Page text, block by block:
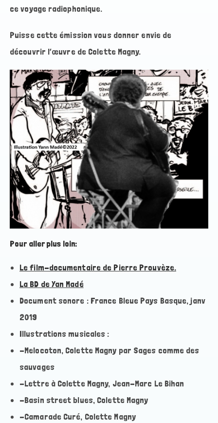
ce voyage radiophonique.
Puisse cette émission vous donner envie de
découvrir l’œuvre de Colette Magny.
Pour aller plus loin:
Le film-documentaire de Pierre Prouvèze.
La BD de Yan Madé
Document sonore : France Bleue Pays Basque, janv
2019
Illustrations musicales :
-Melocoton, Colette Magny par Sages comme des
sauvages
-Lettre à Colette Magny, Jean-Marc Le Bihan
-Basin street blues, Colette Magny
-Camarade Curé, Colette Magny